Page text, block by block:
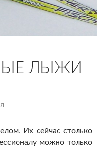
ЛЫЖИ
Их сейчас столько
можно только